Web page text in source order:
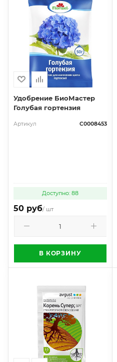
Удобрение БиоМастер
Голубая гортензия
Артикул С0008453
Доступно: 88
50 руб/ шт
В КОРЗИНУ